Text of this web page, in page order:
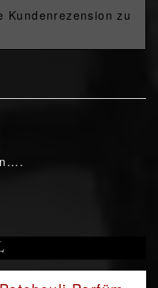
Kundenrezension zu